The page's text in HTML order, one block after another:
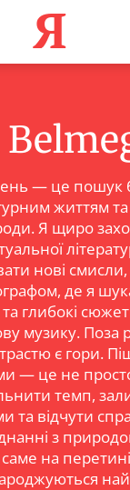
Я
— це пошук
життям
Я щиро
нові
де я
та глибокі
музику. Поза
є гори.
— це не
темп,
та відчути
з
на